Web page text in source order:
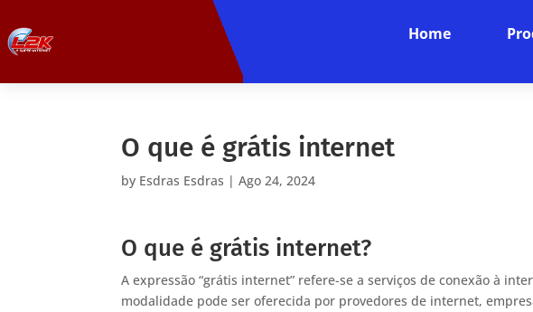
Home
O que é grátis internet
by Esdras Esdras |Ago 24, 2024
O que é grátis internet?
A expressão “grátis internet” refere-se a serviços de conexão à
modalidade pode ser oferecida por provedores de internet,